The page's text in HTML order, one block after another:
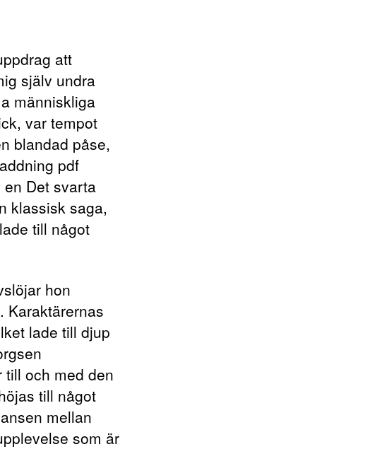
att
själv undra
människliga
var tempot
blandad påse,
pdf
Det svarta
klassisk saga,
till något
hon
Karaktärernas
lade till djup
och med den
till något
mellan
som är